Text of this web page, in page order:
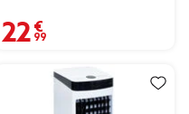
22,99 €